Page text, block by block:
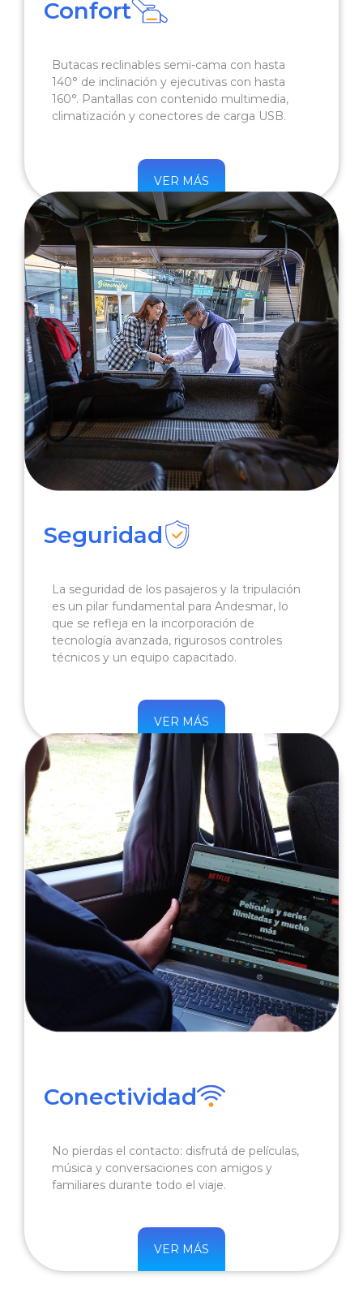
Confort
Butacas reclinables semi-cama con hasta
140° de inclinación y ejecutivas con hasta
160°. Pantallas con contenido multimedia,
climatización y conectores de carga USB.
VER MÁS
Seguridad
La seguridad de los pasajeros y la tripulación
es un pilar fundamental para Andesmar, lo
que se refleja en la incorporación de
tecnología avanzada, rigurosos controles
técnicos y un equipo capacitado.
VER MÁS
Conectividad
No pierdas el contacto: disfrutá de películas,
música y conversaciones con amigos y
familiares durante todo el viaje.
VER MÁS